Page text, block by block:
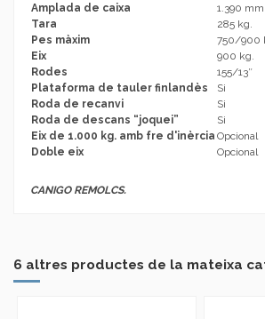
Amplada de caixa
1.390 mm.
Tara
285 kg.
Pes màxim
750/900
Eix
900 kg.
Rodes
155/13″
Plataforma de tauler finlandès
Si
Roda de recanvi
Si
Roda de descans “joquei”
Si
Eix de 1.000 kg. amb fre d'inèrcia Opcional
Doble eix
Opcional
CANIGO REMOLCS.
6 altres productes de la mateixa